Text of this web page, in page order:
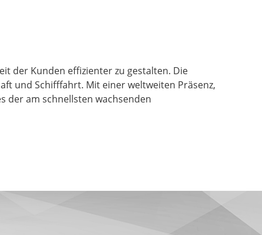
der Kunden effizienter zu gestalten. Die
und Schifffahrt. Mit einer weltweiten Präsenz,
der am schnellsten wachsenden